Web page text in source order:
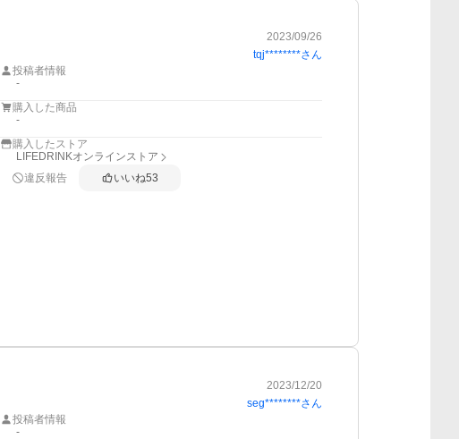
2023/09/26
tqj********さん
投稿者情報
-
購入した商品
-
購入したストア
LIFEDRINKオンラインストア
違反報告
いいね53
2023/12/20
seg********さん
投稿者情報
-